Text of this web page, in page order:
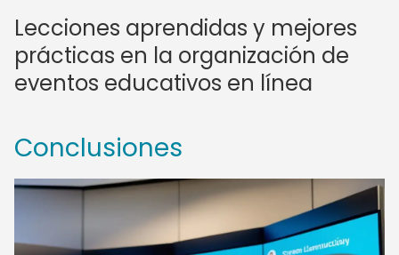
Lecciones aprendidas y mejores
prácticas en la organización de
eventos educativos en línea
Conclusiones